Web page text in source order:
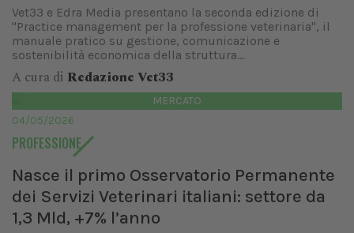
Vet33 e Edra Media presentano la seconda edizione di
"Practice management per la professione veterinaria", il
manuale pratico su gestione, comunicazione e
sostenibilità economica della struttura...
A cura di Redazione Vet33
MERCATO
04/05/2026
PROFESSIONE
Nasce il primo Osservatorio Permanente
dei Servizi Veterinari italiani: settore da
1,3 Mld, +7% l’anno